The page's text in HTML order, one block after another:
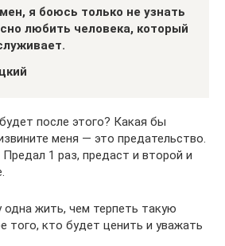
я боюсь только не узнать
любить человека, который
после этого? Какая бы
меня — это предательство.
1 раз, предаст и второй и
одна жить, чем терпеть такую
того, кто будет ценить и уважать